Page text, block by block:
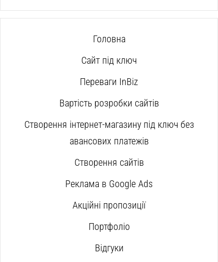
Головна
Сайт під ключ
Переваги InBiz
Вартість розробки сайтів
Створення інтернет-магазину під ключ без
авансових платежів
Створення сайтів
Реклама в Google Ads
Акційні пропозиції
Портфоліо
Відгуки